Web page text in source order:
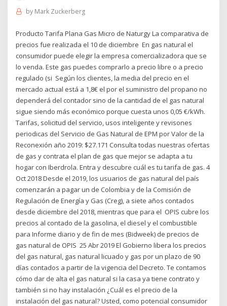
by Mark Zuckerberg
Producto Tarifa Plana Gas Micro de Naturgy La comparativa de
precios fue realizada el 10 de diciembre En gas natural el
consumidor puede elegir la empresa comercializadora que se
lo venda. Este gas puedes comprarlo a precio libre o a precio
regulado (si Según los clientes, la media del precio en el
mercado actual está a 1,8€ el por el suministro del propano no
dependerá del contador sino de la cantidad de el gas natural
sigue siendo más económico porque cuesta unos 0,05 €/kWh.
Tarifas, solicitud del servicio, usos inteligente y revisones
periodicas del Servicio de Gas Natural de EPM por Valor de la
Reconexión año 2019: $27.171 Consulta todas nuestras ofertas
de gas y contrata el plan de gas que mejor se adapta a tu
hogar con Iberdrola. Entra y descubre cuál es tu tarifa de gas. 4
Oct 2018 Desde el 2019, los usuarios de gas natural del país
comenzarán a pagar un de Colombia y de la Comisión de
Regulación de Energía y Gas (Creg), a siete años contados
desde diciembre del 2018, mientras que para el OPIS cubre los
precios al contado de la gasolina, el diesel y el combustible
para Informe diario y de fin de mes (Bidweek) de precios de
gas natural de OPIS 25 Abr 2019 El Gobierno libera los precios
del gas natural, gas natural licuado y gas por un plazo de 90
días contados a partir de la vigencia del Decreto. Te contamos
cómo dar de alta el gas natural si la casa ya tiene contrato y
también si no hay instalación ¿Cuál es el precio de la
instalación del gas natural? Usted, como potencial consumidor